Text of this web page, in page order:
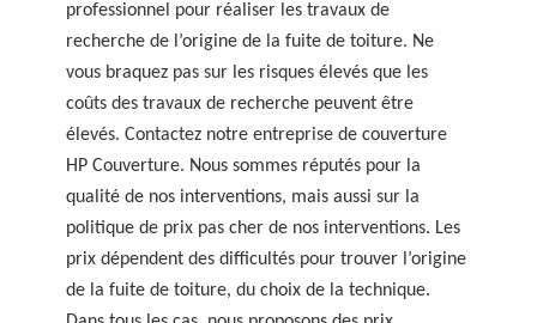
professionnel pour réaliser les travaux de
recherche de l’origine de la fuite de toiture. Ne
vous braquez pas sur les risques élevés que les
coûts des travaux de recherche peuvent être
élevés. Contactez notre entreprise de couverture
HP Couverture. Nous sommes réputés pour la
qualité de nos interventions, mais aussi sur la
politique de prix pas cher de nos interventions. Les
prix dépendent des difficultés pour trouver l’origine
de la fuite de toiture, du choix de la technique.